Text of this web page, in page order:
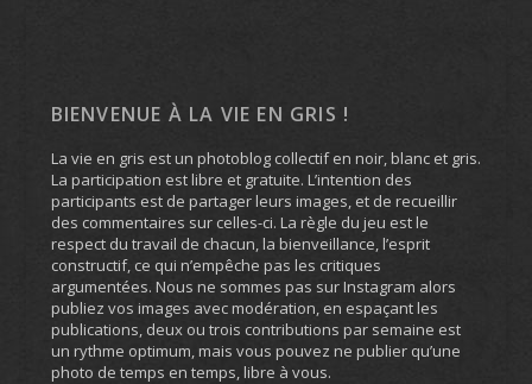
BIENVENUE À LA VIE EN GRIS !
La vie en gris est un photoblog collectif en noir, blanc et gris.
La participation est libre et gratuite. L’intention des
participants est de partager leurs images, et de recueillir
des commentaires sur celles-ci. La règle du jeu est le
respect du travail de chacun, la bienveillance, l’esprit
constructif, ce qui n’empêche pas les critiques
argumentées. Nous ne sommes pas sur Instagram alors
publiez vos images avec modération, en espaçant les
publications, deux ou trois contributions par semaine est
un rythme optimum, mais vous pouvez ne publier qu’une
photo de temps en temps, libre à vous.